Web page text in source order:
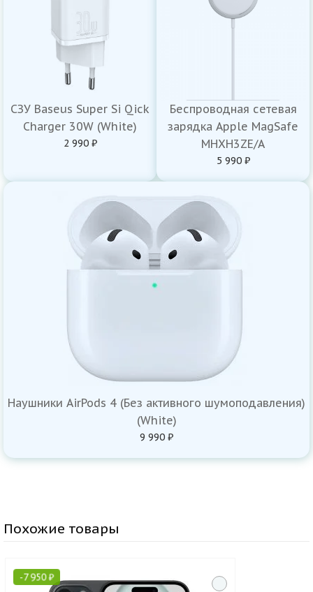
СЗУ Baseus Super Si Qick
Charger 30W (White)
2 990 ₽
Беспроводная сетевая
зарядка Apple MagSafe
MHXH3ZE/A
5 990 ₽
Наушники AirPods 4 (Без активного шумоподавления)
(White)
9 990 ₽
Похожие товары
-7 950₽